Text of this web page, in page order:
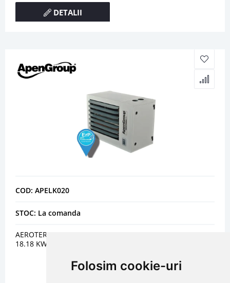
Folosim cookie-uri
DETALII
COD: APELK020
STOC: La comanda
AEROTERMA GAZ CONDENSATIE - APEN GROUP LK 020 -
18.18 KW